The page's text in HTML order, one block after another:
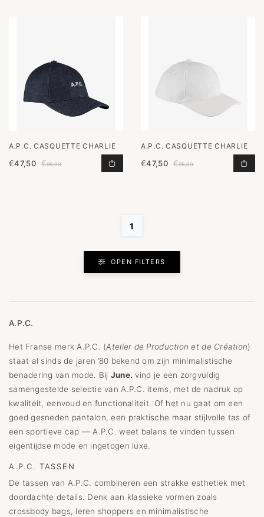
A.P.C. CASQUETTE CHARLIE
€47,50 €95,00 CASQUETTE CHARLIE TOEVOEGEN
A.P.C. CASQUETTE CHARLIE
€47,50 €95,00
1
OPEN FILTERS
A.P.C.
Het Franse merk A.P.C. (Atelier de Production et de Création)
staat al sinds de jaren ’80 bekend om zijn minimalistische
benadering van mode. Bij June. vind je een zorgvuldig
samengestelde selectie van A.P.C. items, met de nadruk op
kwaliteit, eenvoud en functionaliteit. Of het nu gaat om een
goed gesneden pantalon, een praktische maar stijlvolle tas of
een sportieve cap — A.P.C. weet balans te vinden tussen
eigentijdse mode en ingetogen luxe.
A.P.C. TASSEN
De tassen van A.P.C. combineren een strakke esthetiek met
doordachte details. Denk aan klassieke vormen zoals
crossbody bags, leren shoppers en minimalistische